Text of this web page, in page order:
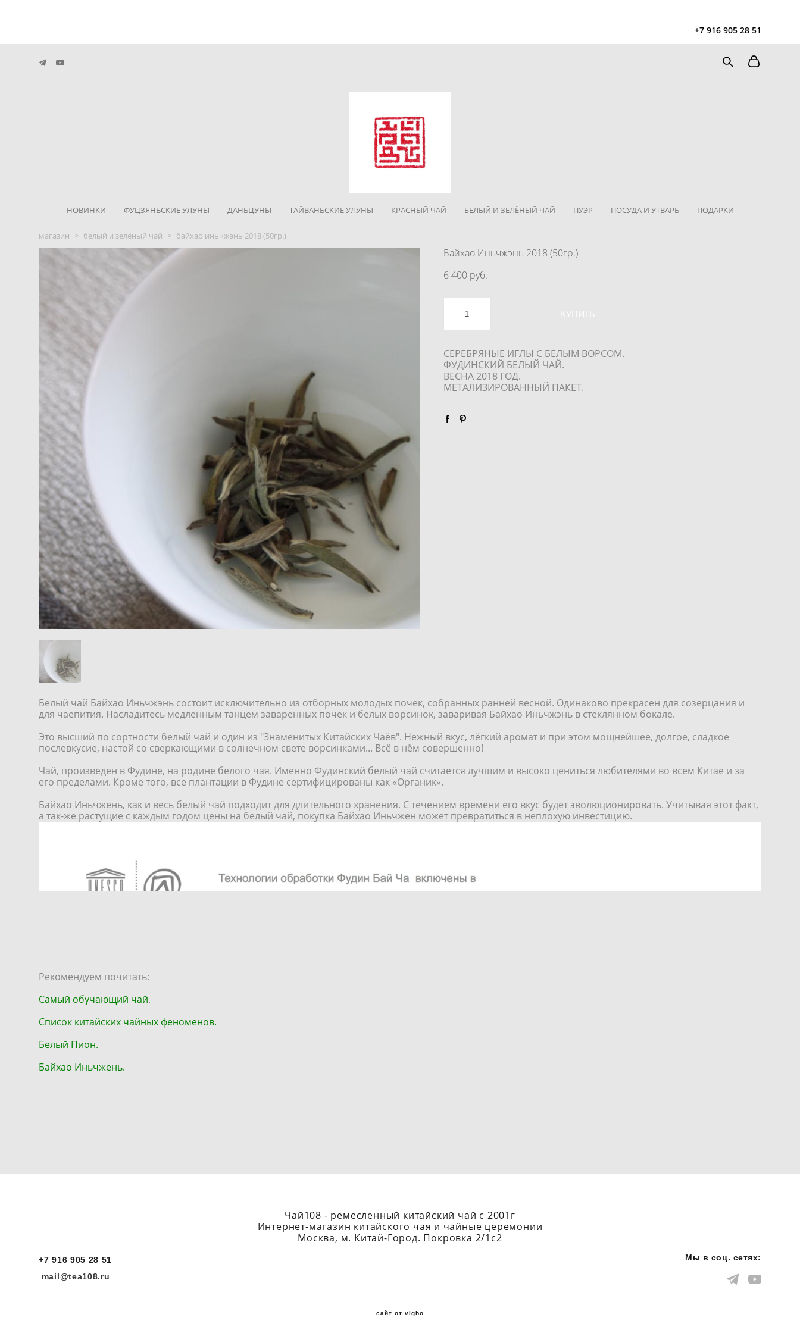
+7 916 905 28 51
НОВИНКИ ФУЦЗЯНЬСКИЕ УЛУНЫ ДАНЬЦУНЫ ТАЙВАНЬСКИЕ УЛУНЫ КРАСНЫЙ ЧАЙ БЕЛЫЙ И ЗЕЛЁНЫЙ ЧАЙ ПУЭР ПОСУДА И УТВАРЬ ПОДАРКИ
магазин > белый и зелёный чай > байхао иньчжэнь 2018 (50гр.)
Байхао Иньчжэнь 2018 (50гр.)
6 400 pуб.
КУПИТЬ
СЕРЕБРЯНЫЕ ИГЛЫ С БЕЛЫМ ВОРСОМ.
ФУДИНСКИЙ БЕЛЫЙ ЧАЙ.
ВЕСНА 2018 ГОД.
МЕТАЛИЗИРОВАННЫЙ ПАКЕТ.
Белый чай Байхао Иньчжэнь состоит исключительно из отборных молодых почек, собранных ранней весной. Одинаково прекрасен для созерцания и
для чаепития. Насладитесь медленным танцем заваренных почек и белых ворсинок, заваривая Байхао Иньчжэнь в стеклянном бокале.
Это высший по сортности белый чай и один из "Знаменитых Китайских Чаёв". Нежный вкус, лёгкий аромат и при этом мощнейшее, долгое, сладкое
послевкусие, настой со сверкающими в солнечном свете ворсинками... Всё в нём совершенно!
Чай, произведен в Фудине, на родине белого чая. Именно Фудинский белый чай считается лучшим и высоко цениться любителями во всем Китае и за
его пределами. Кроме того, все плантации в Фудине сертифицированы как «Органик».
Байхао Иньчжень, как и весь белый чай подходит для длительного хранения. С течением времени его вкус будетэволюционировать. Учитывая этот факт,
а так-же растущие с каждым годом цены на белый чай, покупка Байхао Иньчжен может превратиться в неплохую инвестицию.
Рекомендуем почитать:
Самый обучающий чай.
Список китайских чайных феноменов.
Белый Пион.
Байхао Иньчжень.
Чай108 - ремесленный китайский чай с 2001г
Интернет-магазин китайского чая и чайные церемонии
Москва, м. Китай-Город. Покровка 2/1с2
+7 916 905 28 51
mail@tea108.ru
Мы в соц. сетях:
сайт от vigbo